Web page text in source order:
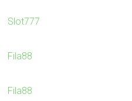
Slot777
Fila88
Fila88